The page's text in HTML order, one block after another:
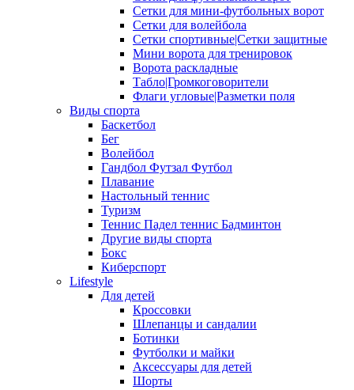
Сетки для мини-футбольных ворот
Сетки для волейбола
Сетки спортивные|Сетки защитные
Мини ворота для тренировок
Ворота раскладные
Табло|Громкоговорители
Флаги угловые|Разметки поля
Виды спорта
Баскетбол
Бег
Волейбол
Гандбол Футзал Футбол
Плавание
Настольный теннис
Туризм
Теннис Падел теннис Бадминтон
Другие виды спорта
Бокс
Киберспорт
Lifestyle
Для детей
Кроссовки
Шлепанцы и сандалии
Ботинки
Футболки и майки
Аксессуары для детей
Шорты